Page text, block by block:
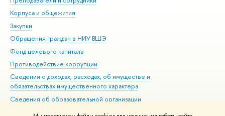
Корпуса и общежития
Закупки
Обращения граждан в НИУ ВШЭ
Фонд целевого капитала
Противодействие коррупции
Сведения о доходах, расходах, об имуществе и
обязательствах имущественного характера
Сведения об образовательной организации
Людям с ограниченными возможностями здоровья